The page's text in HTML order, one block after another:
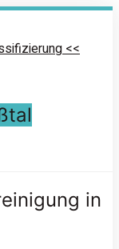
<<
in